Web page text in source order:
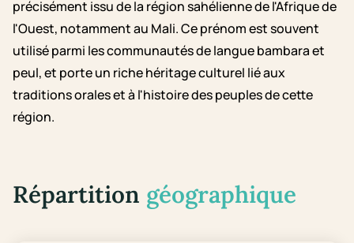
précisément issu de la région sahélienne de l'Afrique de
l'Ouest, notamment au Mali. Ce prénom est souvent
utilisé parmi les communautés de langue bambara et
peul, et porte un riche héritage culturel lié aux
traditions orales et à l'histoire des peuples de cette
région.
Répartition géographique